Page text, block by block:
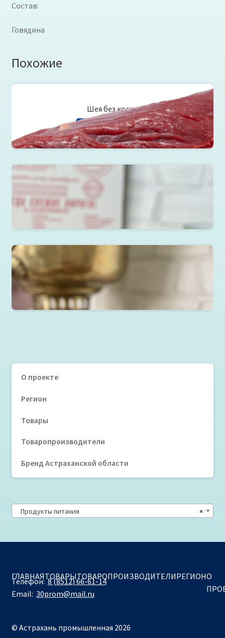
Состав:
Говядина
Похожие
Шея без кости
Читать далее
Пироги, блины, слойки
Читать далее
Национальная выпечка
Читать далее
О проекте
Регион
Товары
Товаропроизводители
Бренд Астраханской области
×
Продукты питания
ГЛАВНАЯТОВАРЫТОВАРОПРОИЗВОДИТЕЛИРЕГИОНО
Телефон:8 (8512) 66-61-14
Email: 30prom@mail.ru
© Астрахань промышленная 2026